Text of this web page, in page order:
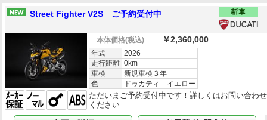
Street Fighter V2S ご予約受付中
本体価格(税込) ￥2,360,000
年式
2026
走行距離 0km
車検
新規車検３年
色
ドゥカティ イエロー
ただいまご予約受付中です！詳しくはお問い合わせ
ください